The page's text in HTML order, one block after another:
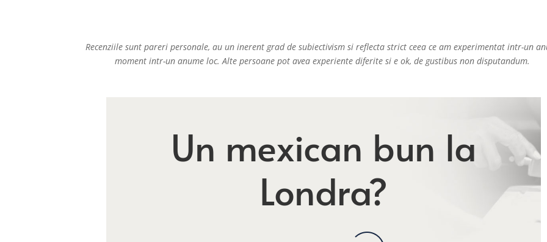
Recenziile sunt pareri personale, au un inerent grad de subiectivism si reflecta strict ceea ce am experimentat intr-un
moment intr-un anume loc. Alte persoane pot avea experiente diferite si e ok, de gustibus non disputandum.
Un mexican bun la
Londra?